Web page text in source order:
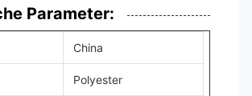
Parameter:
China
Polyester